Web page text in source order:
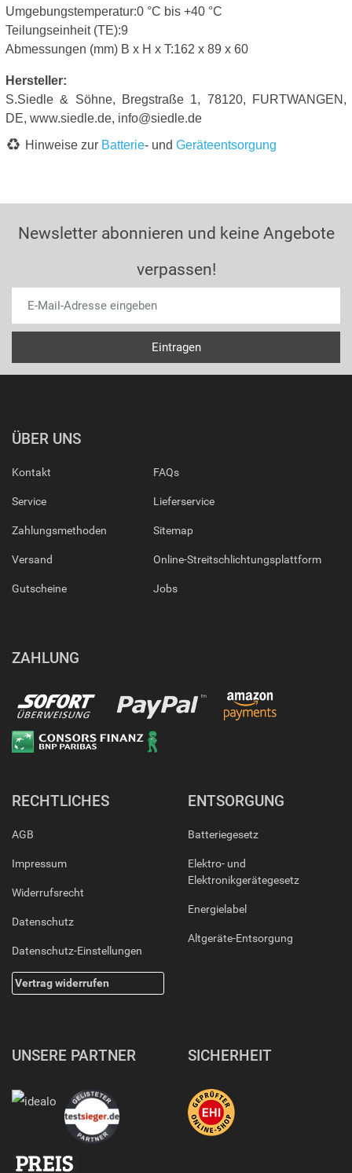
Umgebungstemperatur:0 °C bis +40 °C
Teilungseinheit (TE):9
Abmessungen (mm) B x H x T:162 x 89 x 60
Hersteller:
S.Siedle & Söhne, Bregstraße 1, 78120, FURTWANGEN,
DE, www.siedle.de, info@siedle.de
Hinweise zur Batterie- und Geräteentsorgung
Newsletter abonnieren und keine Angebote
verpassen!
ÜBER UNS
Kontakt
Service
Zahlungsmethoden
Versand
Gutscheine
FAQs
Lieferservice
Sitemap
Online-Streitschlichtungsplattform
Jobs
ZAHLUNG
RECHTLICHES
AGB
Impressum
Widerrufsrecht
Datenschutz
Datenschutz-Einstellungen
Vertrag widerrufen
ENTSORGUNG
Batteriegesetz
Elektro- und
Elektronikgerätegesetz
Energielabel
Altgeräte-Entsorgung
UNSERE PARTNER SICHERHEIT